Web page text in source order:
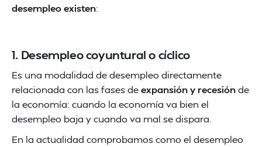
desempleo existen:
1. Desempleo coyuntural o cíclico
Es una modalidad de desempleo directamente
relacionada con las fases deexpansión y recesiónde
la economía: cuando la economía va bien el
desempleo baja y cuando va mal se dispara.
En la actualidad comprobamos como el desempleo